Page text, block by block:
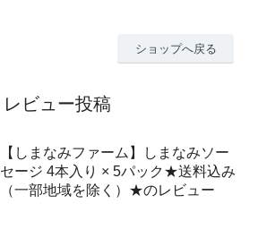
ショップへ戻る
レビュー投稿
【しまなみファーム】しまなみソー
セージ 4本入り × 5パック★送料込み
（一部地域を除く）★のレビュー